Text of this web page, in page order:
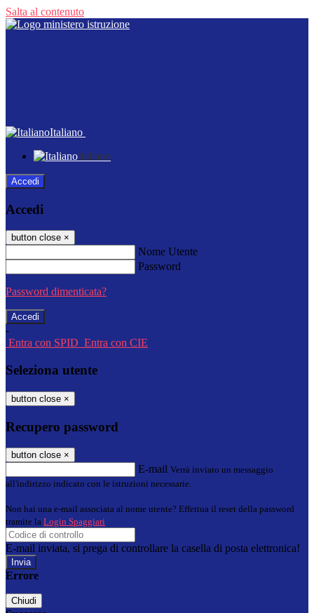
Salta al contenuto
Italiano
Italiano
Accedi
Accedi
button close ×
Nome Utente
Password
Password dimenticata?
-
Entra con SPID Entra con CIE
Seleziona utente
button close ×
Recupero password
button close ×
E-mail Verrà inviato un messaggio
all'indirizzo indicato con le istruzioni necessarie.
Non hai una e-mail associata al nome utente? Effettua il reset della password
tramite la Login Spaggiari
E-mail inviata, si prega di controllare la casella di posta elettronica!
Errore
Chiudi